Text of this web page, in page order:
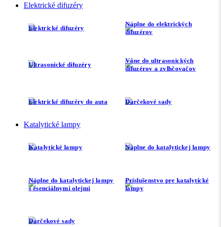
Elektrické difuzéry
Elektrické difuzéry
Náplne do elektrických
difuzérov
Ultrasonické difuzéry
Vône do ultrasonických
difuzérov a zvlhčovačov
Elektrické difuzéry do auta Darčekové sady
Katalytické lampy
Katalytické lampy Náplne do katalytickej lampy
Náplne do katalytickej lampy
s esenciálnymi olejmi
Príslušenstvo pre katalytické
lampy
Darčekové sady